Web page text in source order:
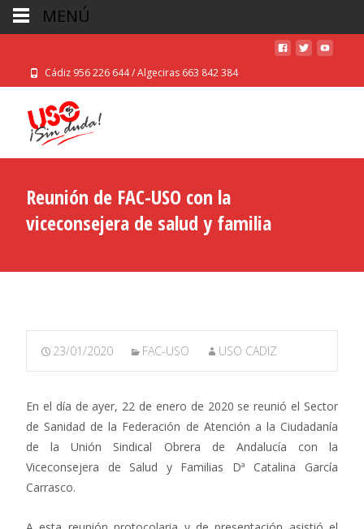
Cádiz 956 226 644 / Algeciras 663 842 384
Reunión de FAC-USO con la
viceconsejera de salud y familia
23/01/2020 FAC-USO USO CADIZ
En el día de ayer, 22 de enero de 2020 se reunió el Sector
de Sanidad de la Federación de Atención a la Ciudadanía
de la Unión Sindical Obrera de Andalucía con la
Viceconsejera de Salud y Familias Dª Catalina García
Carrasco.
MENÚ